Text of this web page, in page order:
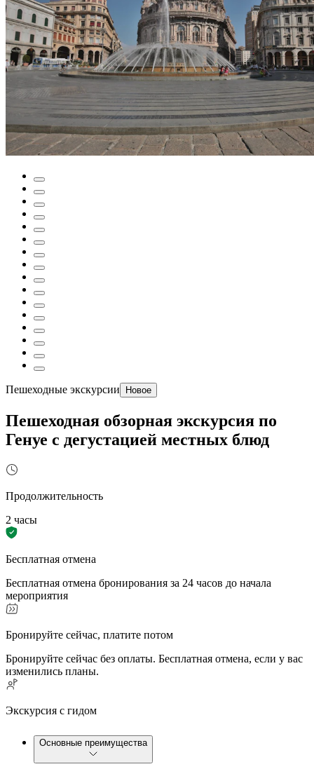
Пешеходные экскурсии Новое
Пешеходная обзорная экскурсия по
Генуе с дегустацией местных блюд
Продолжительность
2 часы
Бесплатная отмена
Бесплатная отмена бронирования за 24 часов до начала
мероприятия
Бронируйте сейчас, платите потом
Бронируйте сейчас без оплаты. Бесплатная отмена, если у вас
изменились планы.
Экскурсия с гидом
Основные преимущества